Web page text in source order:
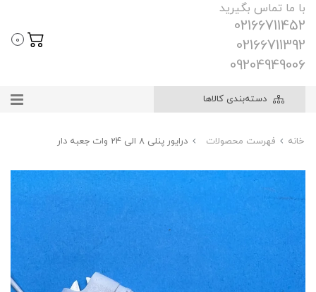
با ما تماس بگیرید
02166711452
02166711392
09204949006
0
دسته‌بندی کالاها
خانه فهرست محصولات درایور پنلی 8 الی 24 وات جعبه دار